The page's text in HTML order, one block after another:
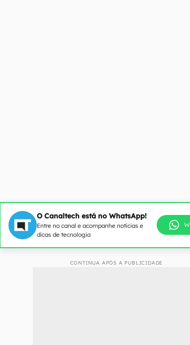
O Canaltech está no WhatsApp!
Entre no canal e acompanhe notícias e
dicas de tecnologia
CONTINUA APÓS A PUBLICIDADE